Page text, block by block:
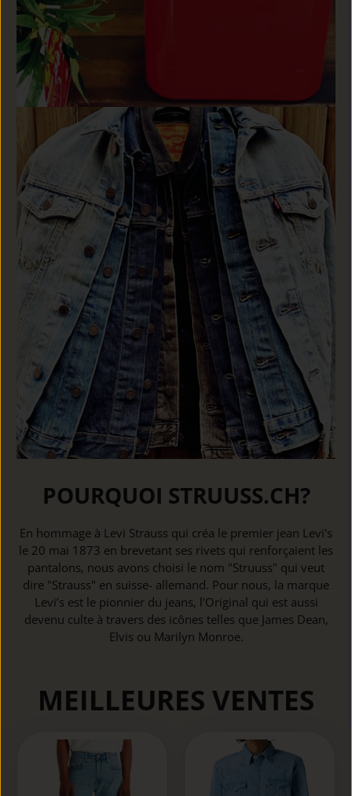
POURQUOI STRUUSS.CH?
En hommage à Levi Strauss qui créa le premier jean Levi's
le 20 mai 1873 en brevetant ses rivets qui renforçaient les
pantalons, nous avons choisi le nom "Struuss" qui veut
dire "Strauss" en suisse- allemand. Pour nous, la marque
Levi’s est le pionnier du jeans, l'Original qui est aussi
devenu culte à travers des icônes telles que James Dean,
Elvis ou Marilyn Monroe.
MEILLEURES VENTES